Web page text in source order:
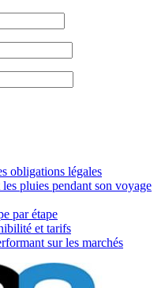
obligations légales
pluies pendant son voyage
par étape
et tarifs
sur les marchés